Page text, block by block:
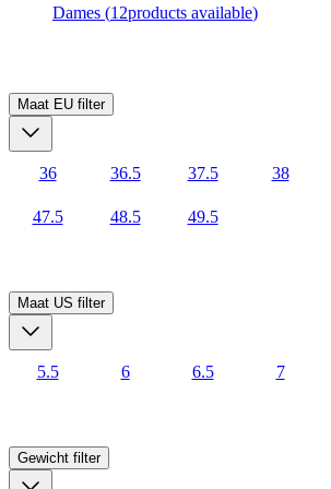
Dames (12products available)
Maat EU filter
36 36.5 37.5 38
47.5 48.5 49.5
Maat US filter
5.5 6 6.5 7
Gewicht filter